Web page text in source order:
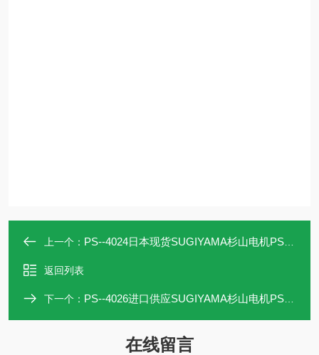
上一个： PS--4024日本现货SUGIYAMA杉山电机PS-4024传感器头
返回列表
下一个： PS--4026进口供应SUGIYAMA杉山电机PS-4026传感器头
在线留言